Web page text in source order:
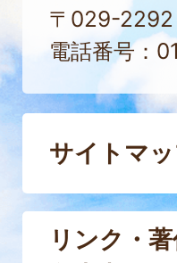
〒029-2292
電話番号：
サイトマ
リンク・著